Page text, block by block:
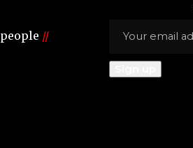
people //